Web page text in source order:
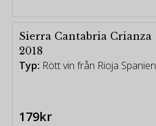
Sierra Cantabria Crianza
2018
Typ: Rött vin från Rioja Spanien
179kr